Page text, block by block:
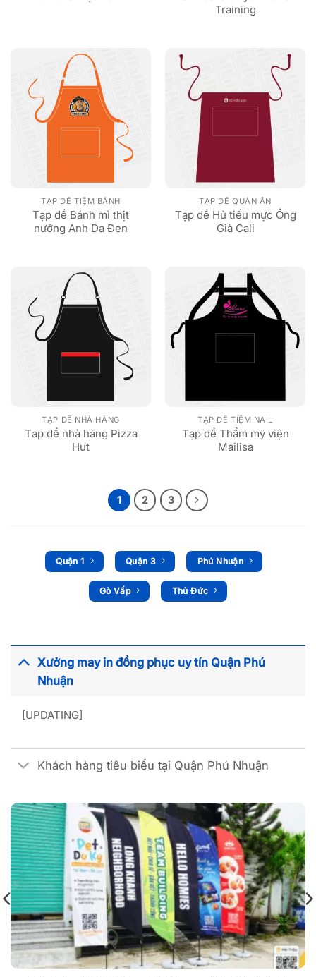
Training
TẠP DỀ TIỆM BÁNH
Tạp dề Bánh mì thịt
nướng Anh Da Đen
TẠP DỀ QUÁN ĂN
Tạp dề Hủ tiếu mực Ông
Già Cali
TẠP DỀ NHÀ HÀNG
Tạp dề nhà hàng Pizza
Hut
TẠP DỀ TIỆM NAIL
Tạp dề Thẩm mỹ viện
Mailisa
1 2 3
Quận 1 Quận 3 Phú Nhuận
Gò Vấp Thủ Đức
Xưởng may in đồng phục uy tín Quận Phú
Nhuận
[UPDATING]
Khách hàng tiêu biểu tại Quận Phú Nhuận